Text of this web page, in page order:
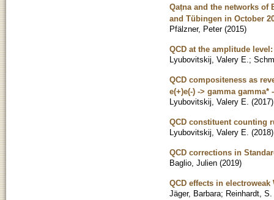
Qaṭna and the networks of
and Tübingen in October
Pfälzner, Peter (2015)
QCD at the amplitude
Lyubovitskij, Valery E. ;
QCD compositeness as
e(+)e(-) -> gamma gamma*
Lyubovitskij, Valery E. (2017)
QCD constituent counting
Lyubovitskij, Valery E. (2018)
QCD corrections in
Baglio, Julien (2019)
QCD effects in
Jäger, Barbara; Reinhardt, S.